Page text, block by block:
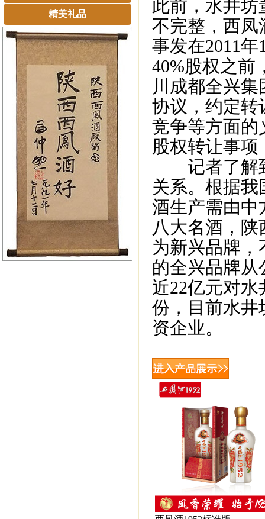
精美礼品
此前，水井坊
不完整，西凤
事发在2011
40%股权之前
川成都全兴
协议，约定转
竞争等方面的
股权转让事
记者了解到
关系。根据
酒生产需由中
八大名酒，
为新兴品牌
的全兴品牌
近22亿元对
份，目前水井
资企业。